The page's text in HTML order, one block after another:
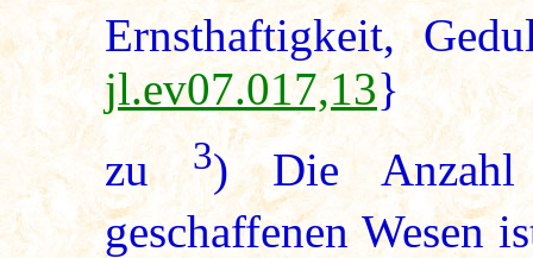
Ernsthaftigkeit,
jl.ev07.017,13}
zu3) Die
geschaffenen Wesen